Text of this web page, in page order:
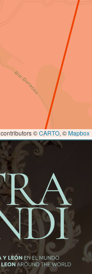
contributors ©CARTO, ©Mapbox